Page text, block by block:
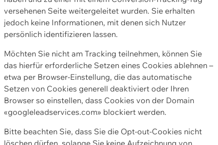
versehenen Seite weitergeleitet wurden. Sie erhalten
jedoch keine Informationen, mit denen sich Nutzer
persönlich identifizieren lassen.
Möchten Sie nicht am Tracking teilnehmen, können Sie
das hierfür erforderliche Setzen eines Cookies ablehnen –
etwa per Browser-Einstellung, die das automatische
Setzen von Cookies generell deaktiviert oder Ihren
Browser so einstellen, dass Cookies von der Domain
«googleleadservices.com» blockiert werden.
Bitte beachten Sie, dass Sie die Opt-out-Cookies nicht